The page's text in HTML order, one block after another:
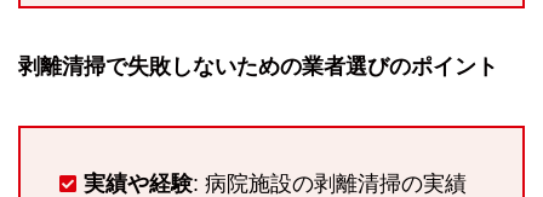
剥離清掃で失敗しないための業者選びのポイント
実績や経験: 病院施設の剥離清掃の実績